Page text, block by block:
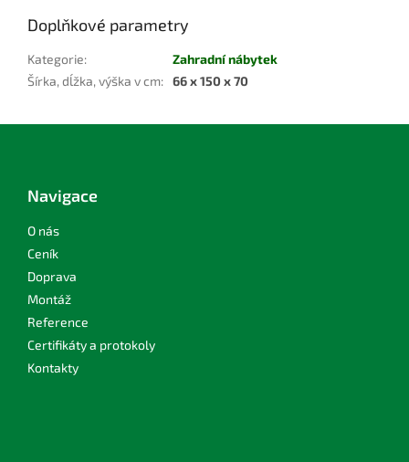
Doplňkové parametry
Kategorie:
Zahradní nábytek
Šírka, dĺžka, výška v cm: 66 x 150 x 70
Navigace
O nás
Ceník
Doprava
Montáž
Reference
Certifikáty a protokoly
Kontakty